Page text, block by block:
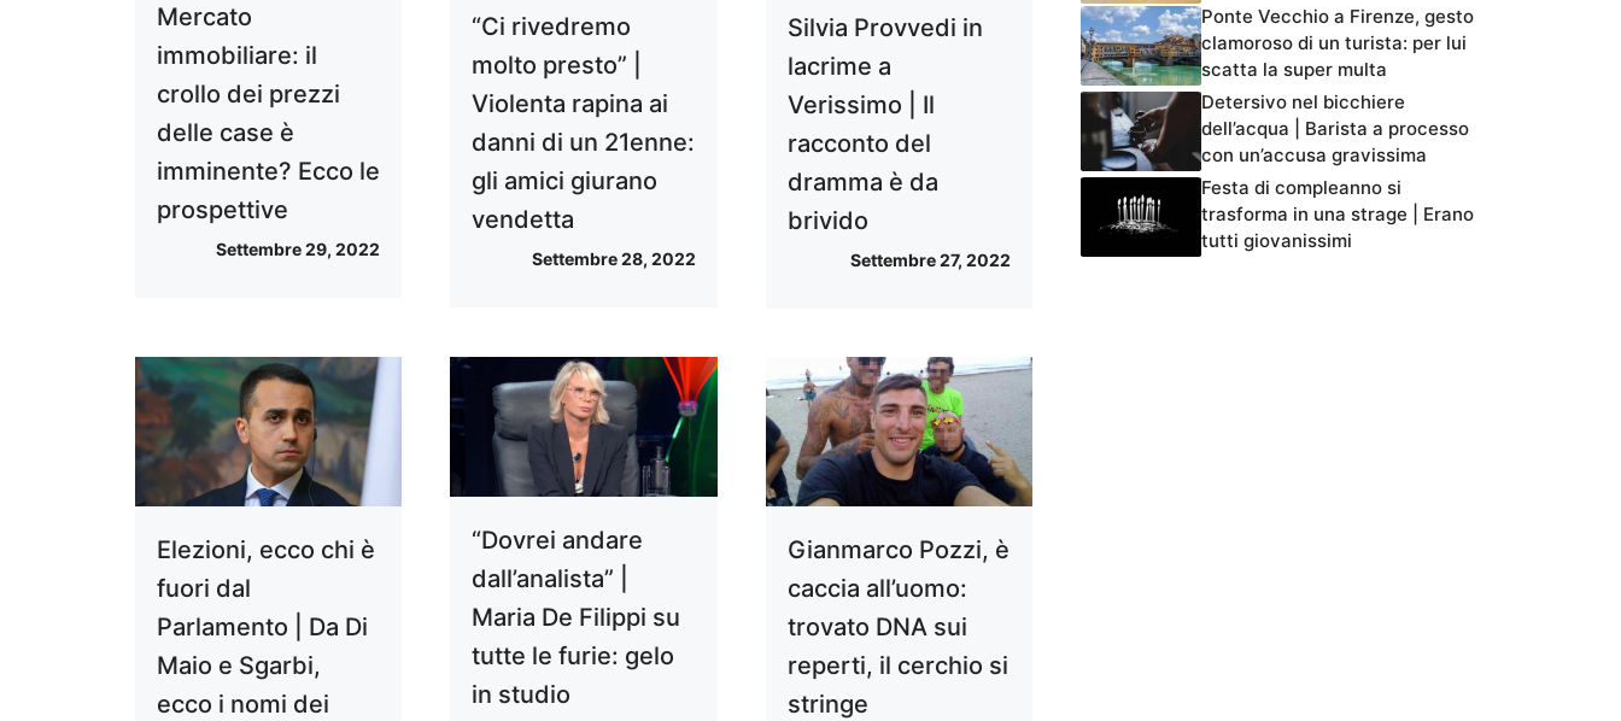
Mercato
immobiliare: il
crollo dei prezzi
delle case è
imminente? Ecco le
prospettive
Settembre 29, 2022
“Ci rivedremo
molto presto” |
Violenta rapina ai
danni di un 21enne:
gli amici giurano
vendetta
Settembre 28, 2022
Silvia Provvedi in
lacrime a
Verissimo | Il
racconto del
dramma è da
brivido
Settembre 27, 2022
Elezioni, ecco chi è
fuori dal
Parlamento | Da Di
Maio e Sgarbi,
ecco i nomi dei
“Dovrei andare
dall’analista” |
Maria De Filippi su
tutte le furie: gelo
in studio
Gianmarco Pozzi, è
caccia all’uomo:
trovato DNA sui
reperti, il cerchio si
stringe
Ponte Vecchio a Firenze, gesto
clamoroso di un turista: per lui
scatta la super multa
Detersivo nel bicchiere
dell’acqua | Barista a processo
con un’accusa gravissima
Festa di compleanno si
trasforma in una strage | Erano
tutti giovanissimi